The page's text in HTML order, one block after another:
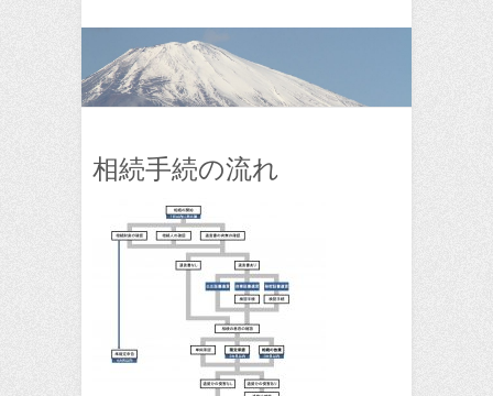
相続手続の流れ